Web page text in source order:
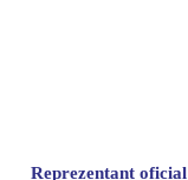
Reprezentant oficial